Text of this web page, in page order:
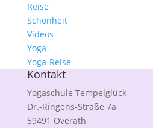
Reise
Schönheit
Videos
Yoga
Yoga-Reise
Kontakt
Yogaschule Tempelglück
Dr.-Ringens-Straße 7a
59491 Overath